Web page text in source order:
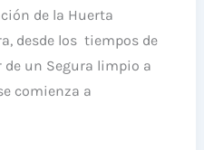
de la Huerta
desde los tiempos de
un Segura limpio a
comienza a